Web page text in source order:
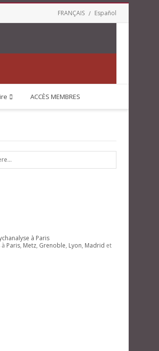
FRANÇAIS Español
ACCÈS MEMBRES
à Paris
Paris, Metz, Grenoble, Lyon, Madrid et